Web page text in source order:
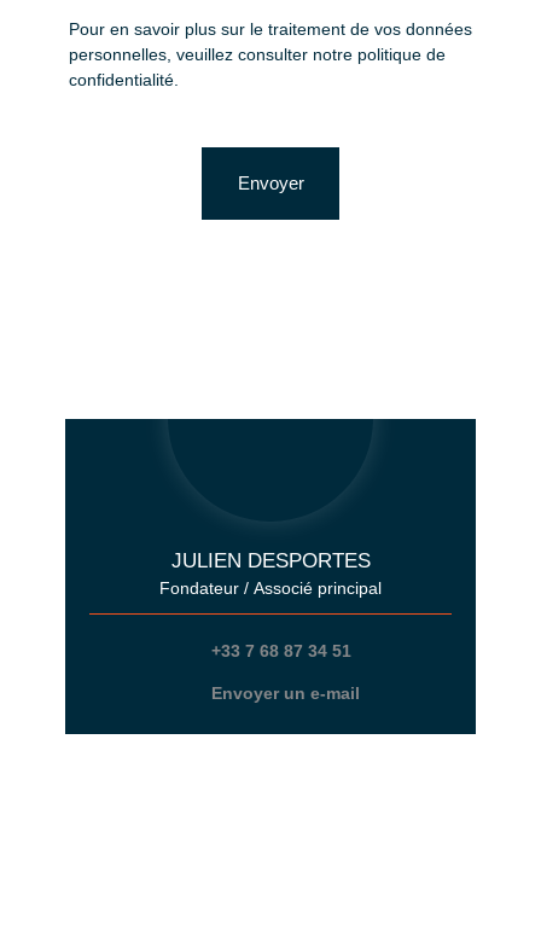
Pour en savoir plus sur le traitement de vos données
personnelles, veuillez consulter notre politique de
confidentialité.
Envoyer
JULIEN DESPORTES
Fondateur / Associé principal
+33 7 68 87 34 51
Envoyer un e-mail